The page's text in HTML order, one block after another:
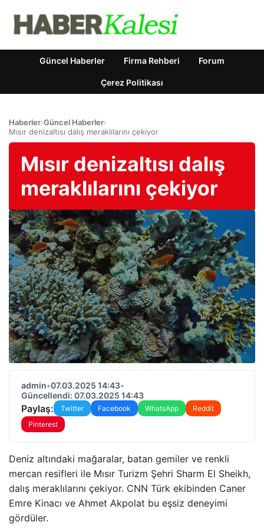
Güncel Haberler Firma Rehberi Forum
Çerez Politikası
Haberler›Güncel Haberler›
Mısır denizaltısı dalış meraklılarını çekiyor
Mısır denizaltısı dalış
meraklılarını çekiyor
admin•07.03.2025 14:43•
Güncellendi: 07.03.2025 14:43
Paylaş: Twitter Facebook WhatsApp
Reddit
Pinterest
Deniz altındaki mağaralar, batan gemiler ve renkli
mercan resifleri ile Mısır Turizm Şehri Sharm El Sheikh,
dalış meraklılarını çekiyor. CNN Türk ekibinden Caner
Emre Kinacı ve Ahmet Akpolat bu eşsiz deneyimi
gördüler.